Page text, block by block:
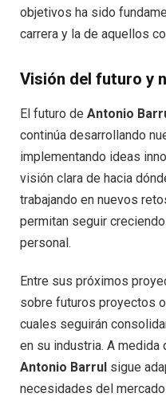
objetivos ha sido
carrera y la de aquellos
Visión del futuro y
El futuro de Antonio
continúa desarrollando
implementando ideas
visión clara de hacia
trabajando en nuevos
permitan seguir
personal.
Entre sus próximos
sobre futuros proyectos
cuales seguirán
en su industria. A
Antonio Barrul sigue
necesidades del